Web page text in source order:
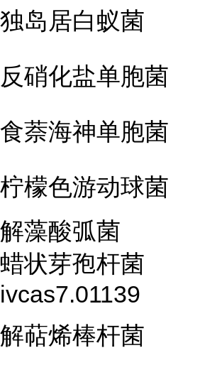
独岛居白蚁菌
反硝化盐单胞菌
食萘海神单胞菌
柠檬色游动球菌
解藻酸弧菌
蜡状芽孢杆菌
ivcas7.01139
解萜烯棒杆菌